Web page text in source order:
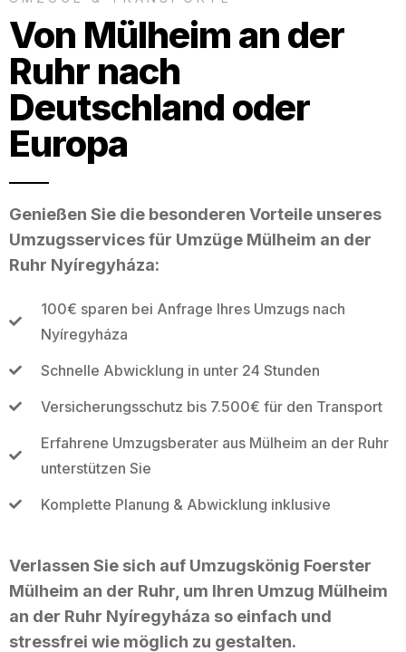
Von Mülheim an der
Ruhr nach
Deutschland oder
Europa
Genießen Sie die besonderen Vorteile unseres
Umzugsservices für Umzüge Mülheim an der
Ruhr Nyíregyháza:
100€ sparen bei Anfrage Ihres Umzugs nach
Nyíregyháza
Schnelle Abwicklung in unter 24 Stunden
Versicherungsschutz bis 7.500€ für den Transport
Erfahrene Umzugsberater aus Mülheim an der Ruhr
unterstützen Sie
Komplette Planung & Abwicklung inklusive
Verlassen Sie sich auf Umzugskönig Foerster
Mülheim an der Ruhr, um Ihren Umzug Mülheim
an der Ruhr Nyíregyháza so einfach und
stressfrei wie möglich zu gestalten.